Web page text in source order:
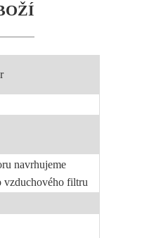
navrhujeme
vzduchového filtru